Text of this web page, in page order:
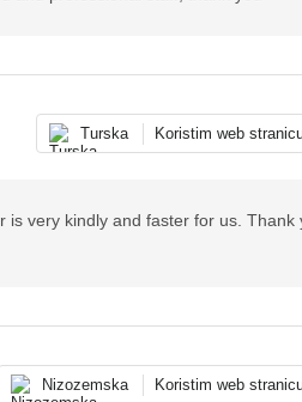
Turska Koristim web
very kindly and faster for us. Thank
Nizozemska Koristim web